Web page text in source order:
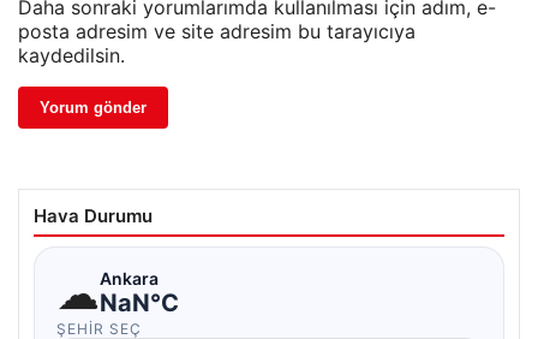
Daha sonraki yorumlarımda kullanılması için adım, e-
posta adresim ve site adresim bu tarayıcıya
kaydedilsin.
Hava Durumu
☁Ankara
NaN°C
ŞEHIR SEÇ